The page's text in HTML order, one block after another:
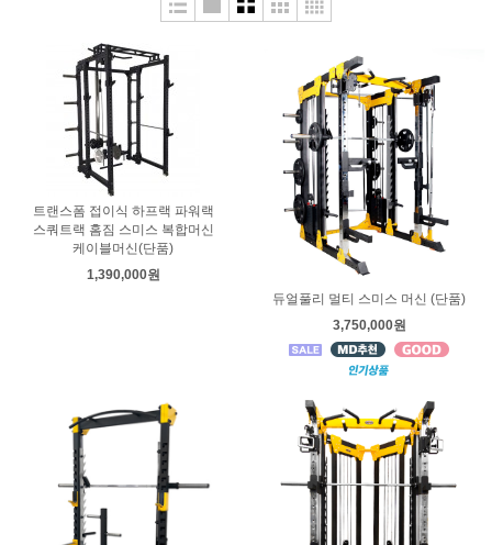
트랜스폼 접이식 하프랙 파워랙
스쿼트랙 홈짐 스미스 복합머신
케이블머신(단품)
1,390,000원
듀얼풀리 멀티 스미스 머신 (단품)
3,750,000원